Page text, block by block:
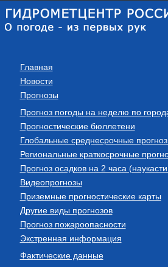
Главная
Новости
Прогнозы
Прогноз погоды на неделю по
Прогностические бюллетени
Глобальные среднесрочные
Региональные краткосрочные
Прогноз осадков на 2 часа
Видеопрогнозы
Приземные прогностические карты
Другие виды прогнозов
Прогноз пожароопасности
Экстренная информация
Фактические данные